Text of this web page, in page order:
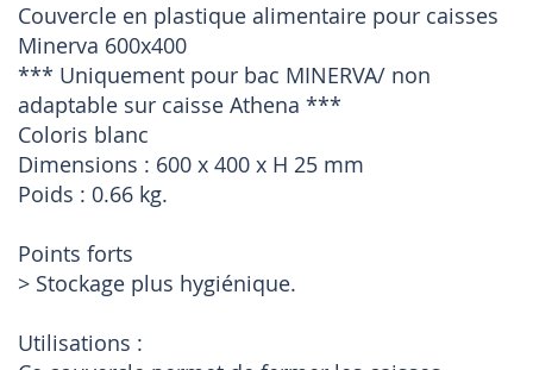
Couvercle en plastique alimentaire pour caisses
Minerva 600x400
*** Uniquement pour bac MINERVA/ non
adaptable sur caisse Athena ***
Coloris blanc
Dimensions : 600 x 400 x H 25 mm
Poids : 0.66 kg.
Points forts
> Stockage plus hygiénique.
Utilisations :